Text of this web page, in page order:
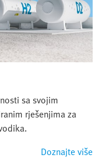
sa svojim
rješenjima za
Doznajte više